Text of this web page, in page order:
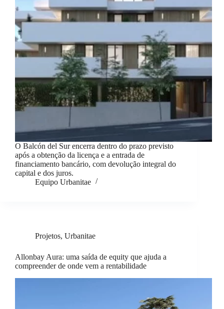
O Balcón del Sur encerra dentro do prazo previsto
após a obtenção da licença e a entrada de
financiamento bancário, com devolução integral do
capital e dos juros.
Equipo Urbanitae
Projetos, Urbanitae
Allonbay Aura: uma saída de equity que ajuda a
compreender de onde vem a rentabilidade